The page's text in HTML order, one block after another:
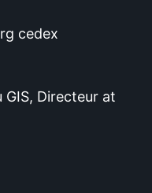
cedex
GIS, Directeur at